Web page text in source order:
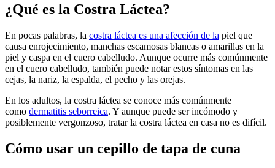
¿Qué es la Costra Láctea?
En pocas palabras, la costra láctea es una afección de la piel que
causa enrojecimiento, manchas escamosas blancas o amarillas en la
piel y caspa en el cuero cabelludo. Aunque ocurre más comúnmente
en el cuero cabelludo, también puede notar estos síntomas en las
cejas, la nariz, la espalda, el pecho y las orejas.
En los adultos, la costra láctea se conoce más comúnmente
como dermatitis seborreica. Y aunque puede ser incómodo y
posiblemente vergonzoso, tratar la costra láctea en casa no es difícil.
Cómo usar un cepillo de tapa de cuna